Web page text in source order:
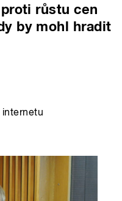
růstu cen
by mohl hradit
internetu